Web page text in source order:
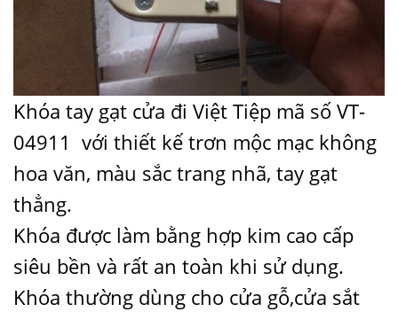
Khóa tay gạt cửa đi Việt Tiệp mã số VT-
04911 với thiết kế trơn mộc mạc không
hoa văn, màu sắc trang nhã, tay gạt
thẳng.
Khóa được làm bằng hợp kim cao cấp
siêu bền và rất an toàn khi sử dụng.
Khóa thường dùng cho cửa gỗ,cửa sắt